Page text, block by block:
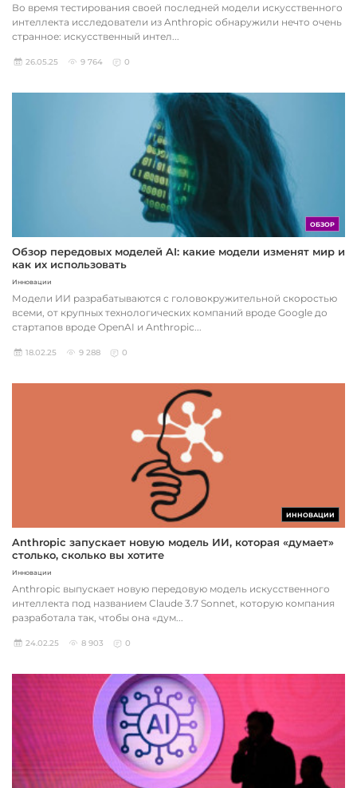
Во время тестирования своей последней модели искусственного
интеллекта исследователи из Anthropic обнаружили нечто очень
странное: искусственный интел...
26.05.25 9 764 0
ОБЗОР
Обзор передовых моделей AI: какие модели изменят мир и
как их использовать
Инновации
Модели ИИ разрабатываются с головокружительной скоростью
всеми, от крупных технологических компаний вроде Google до
стартапов вроде OpenAI и Anthropic...
18.02.25 9 288 0
ИННОВАЦИИ
Anthropic запускает новую модель ИИ, которая «думает»
столько, сколько вы хотите
Инновации
Anthropic выпускает новую передовую модель искусственного
интеллекта под названием Claude 3.7 Sonnet, которую компания
разработала так, чтобы она «дум...
24.02.25 8 903 0